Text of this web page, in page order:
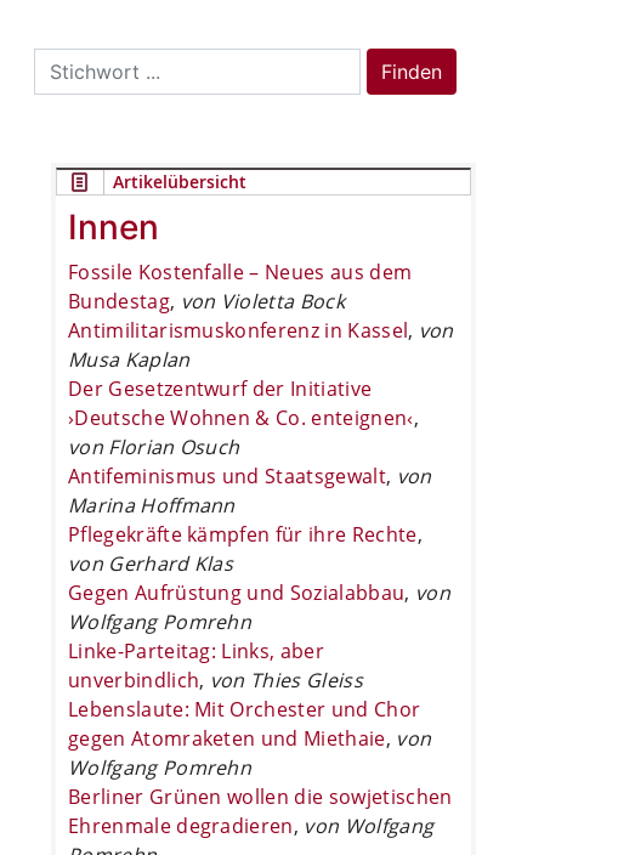
Search
for:
Finden
Artikelübersicht
Innen
Fossile Kostenfalle – Neues aus dem
Bundestag, von Violetta Bock
Antimilitarismuskonferenz in Kassel, von
Musa Kaplan
Der Gesetzentwurf der Initiative
›Deutsche Wohnen & Co. enteignen‹,
von Florian Osuch
Antifeminismus und Staatsgewalt, von
Marina Hoffmann
Pflegekräfte kämpfen für ihre Rechte,
von Gerhard Klas
Gegen Aufrüstung und Sozialabbau, von
Wolfgang Pomrehn
Linke-Parteitag: Links, aber
unverbindlich, von Thies Gleiss
Lebenslaute: Mit Orchester und Chor
gegen Atomraketen und Miethaie, von
Wolfgang Pomrehn
Berliner Grünen wollen die sowjetischen
Ehrenmale degradieren, von Wolfgang